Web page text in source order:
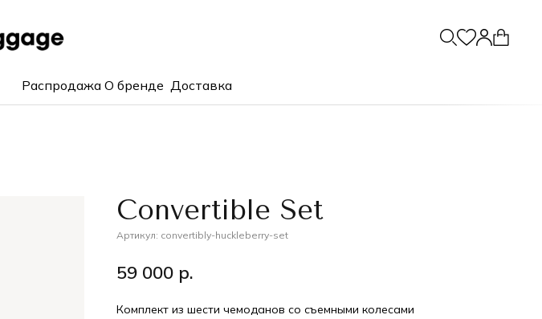
Распродажа О бренде Доставка
Convertible Set
Артикул: convertiblу-huckleberry-set
59 000 р.
Комплект из шести чемоданов со съемными колесами